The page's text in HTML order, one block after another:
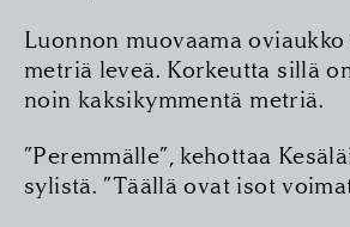
Luonnon muovaama
metriä leveä. Korkeutta sillä
noin kaksikymmentä metriä.
”Peremmälle”, kehottaa
sylistä. ”Täällä ovat isot